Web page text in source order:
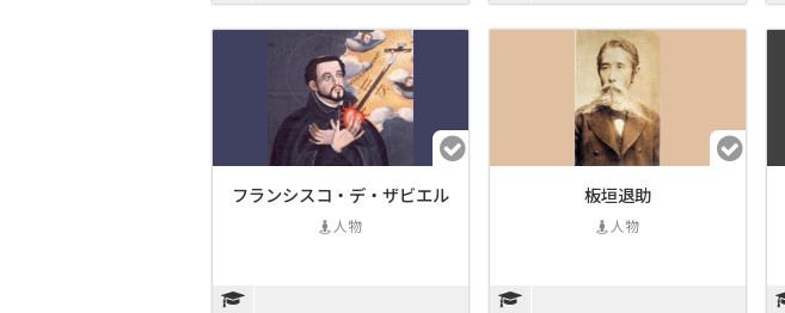
フランシスコ・デ・ザビエル
人物
板垣退助
人物